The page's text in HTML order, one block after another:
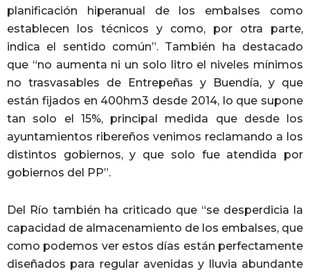
planificación hiperanual de los embalses como
establecen los técnicos y como, por otra parte,
indica el sentido común”. También ha destacado
que “no aumenta ni un solo litro el niveles mínimos
no trasvasables de Entrepeñas y Buendía, y que
están fijados en 400hm3 desde 2014, lo que supone
tan solo el 15%, principal medida que desde los
ayuntamientos ribereños venimos reclamando a los
distintos gobiernos, y que solo fue atendida por
gobiernos del PP”.
Del Río también ha criticado que “se desperdicia la
capacidad de almacenamiento de los embalses, que
como podemos ver estos días están perfectamente
diseñados para regular avenidas y lluvia abundante